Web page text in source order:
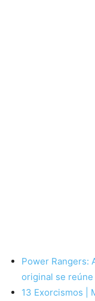
Power Rangers:
original se
13 Exorcismos |